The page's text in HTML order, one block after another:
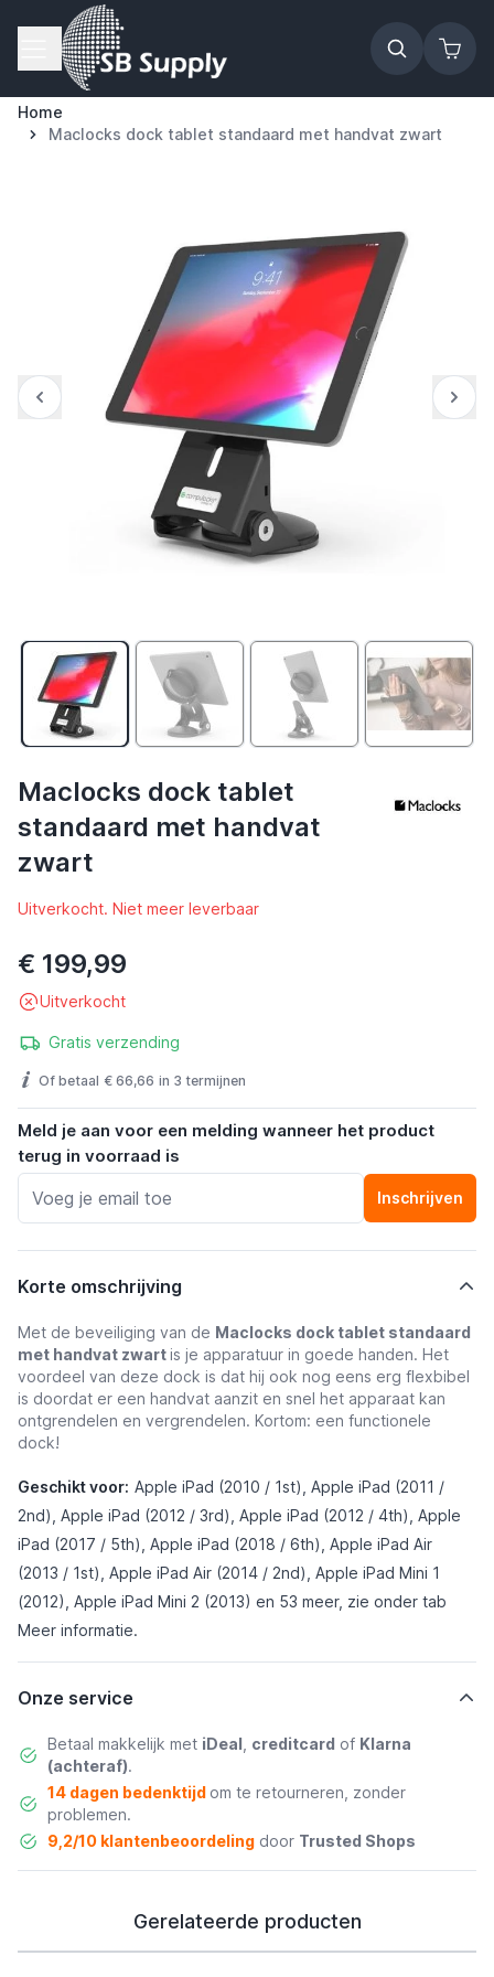
Ga naar de inhoud
Home
Maclocks dock tablet standaard met handvat zwart
Maclocks dock tablet
standaard met handvat
zwart
Uitverkocht. Niet meer leverbaar
€ 199,99
Uitverkocht
Gratis verzending
Of betaal € 66,66 in 3 termijnen
Meld je aan voor een melding wanneer het product
terug in voorraad is
Inschrijven
Korte omschrijving
Met de beveiliging van de Maclocks dock tablet standaard
met handvat zwartis je apparatuur in goede handen. Het
voordeel van deze dock is dat hij ook nog eens erg flexbibel
is doordat er een handvat aanzit en snel het apparaat kan
ontgrendelen en vergrendelen. Kortom: een functionele
dock!
Geschikt voor: Apple iPad (2010 / 1st), Apple iPad (2011 /
2nd), Apple iPad (2012 / 3rd), Apple iPad (2012 / 4th), Apple
iPad (2017 / 5th), Apple iPad (2018 / 6th), Apple iPad Air
(2013 / 1st), Apple iPad Air (2014 / 2nd), Apple iPad Mini 1
(2012), Apple iPad Mini 2 (2013) en 53 meer, zie onder tab
Meer informatie.
Onze service
Betaal makkelijk met iDeal creditcard of Klarna
(achteraf).
14 dagen bedenktijd om te retourneren, zonder
problemen.
9,2/10 klantenbeoordelingdoor Trusted Shops
Gerelateerde producten